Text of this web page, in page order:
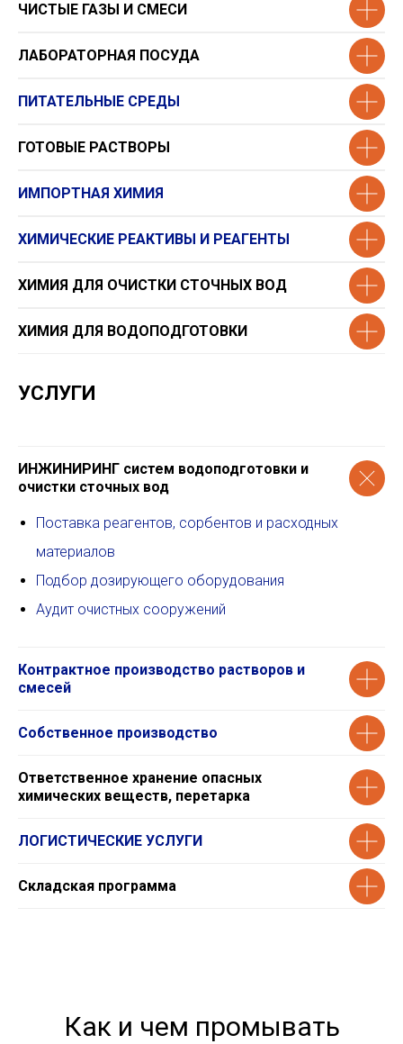
ЧИСТЫЕ ГАЗЫ И СМЕСИ
ЛАБОРАТОРНАЯ ПОСУДА
ПИТАТЕЛЬНЫЕ СРЕДЫ
ГОТОВЫЕ РАСТВОРЫ
ИМПОРТНАЯ ХИМИЯ
ХИМИЧЕСКИЕ РЕАКТИВЫ И РЕАГЕНТЫ
ХИМИЯ ДЛЯ ОЧИСТКИ СТОЧНЫХ ВОД
ХИМИЯ ДЛЯ ВОДОПОДГОТОВКИ
УСЛУГИ
ИНЖИНИРИНГ систем водоподготовки и
очистки сточных вод
Поставка реагентов, сорбентов и расходных
материалов
Подбор дозирующего оборудования
Аудит очистных сооружений
Контрактное производство растворов и
смесей
Собственное производство
Ответственное хранение опасных
химических веществ, перетарка
ЛОГИСТИЧЕСКИЕ УСЛУГИ
Складская программа
Как и чем промывать